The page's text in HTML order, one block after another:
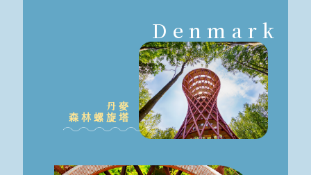
Denmark
丹麥
森林螺旋塔